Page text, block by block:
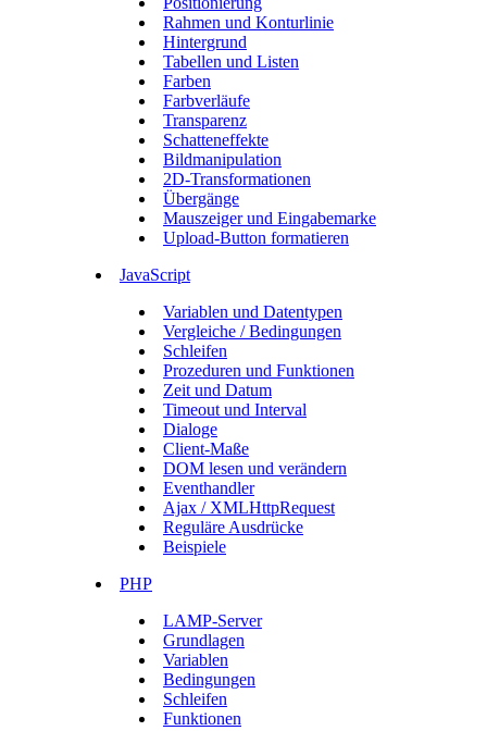
Rahmen und Konturlinie
Hintergrund
Tabellen und Listen
Farben
Farbverläufe
Transparenz
Schatteneffekte
Bildmanipulation
2D-Transformationen
Übergänge
Mauszeiger und Eingabemarke
Upload-Button formatieren
JavaScript
Variablen und Datentypen
Vergleiche / Bedingungen
Schleifen
Prozeduren und Funktionen
Zeit und Datum
Timeout und Interval
Dialoge
Client-Maße
DOM lesen und verändern
Eventhandler
Ajax / XMLHttpRequest
Reguläre Ausdrücke
Beispiele
PHP
LAMP-Server
Grundlagen
Variablen
Bedingungen
Schleifen
Funktionen